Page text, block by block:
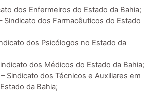
dos Enfermeiros do Estado da Bahia;
Sindicato dos Farmacêuticos do Estado
dos Psicólogos no Estado da
dos Médicos do Estado da Bahia;
– Sindicato dos Técnicos e Auxiliares em
da Bahia;